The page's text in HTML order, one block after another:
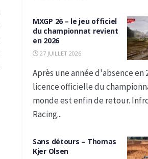
MXGP 26 – le jeu officiel
du championnat revient
en 2026
27 JUILLET 2026
Après une année d'absence en
licence officielle du
monde est enfin de retour.
Racing...
Sans détours – Thomas
Kjer Olsen